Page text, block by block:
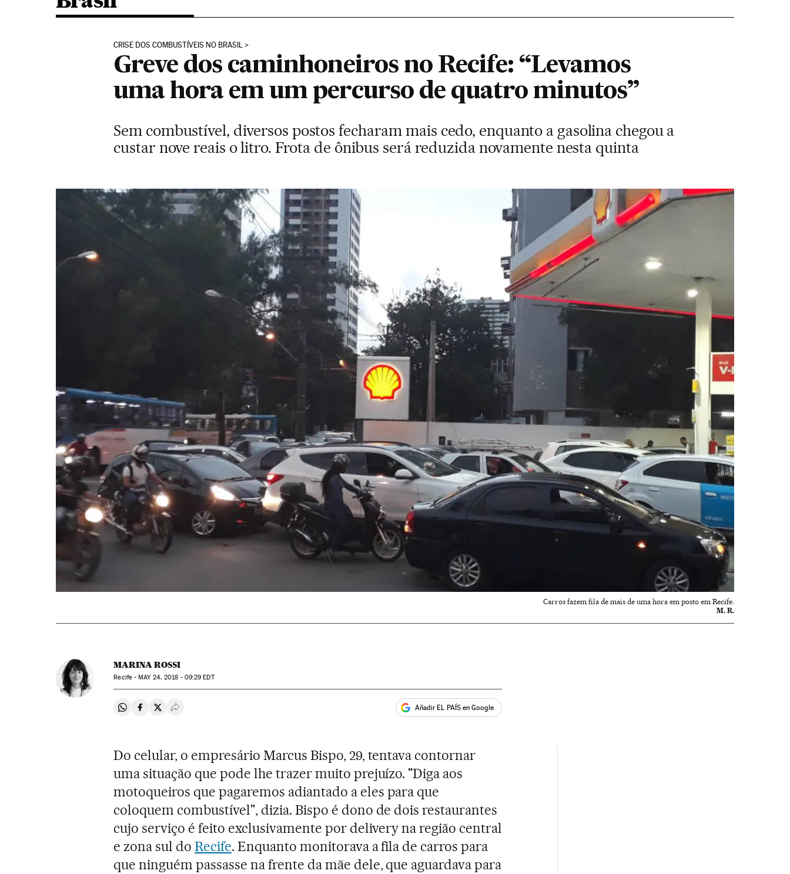
CRISE DOS COMBUSTÍVEIS NO BRASIL
Greve dos caminhoneiros no Recife: “Levamos
uma hora em um percurso de quatro minutos”
Sem combustível, diversos postos fecharam mais cedo, enquanto a gasolina chegou a
custar nove reais o litro. Frota de ônibus será reduzida novamente nesta quinta
Carros fazem fila de mais de uma hora em posto em Recife.
M. R.
MARINA ROSSI
Recife - MAY24, 2018 - 09:29 EDT
Compartir en Whatsapp
Compartir en Facebook
Compartir en Twitter
Desplegar Redes Sociales Añadir EL PAÍS en Google
Do celular, o empresário Marcus Bispo, 29, tentava contornar
uma situação que pode lhe trazer muito prejuízo. "Diga aos
motoqueiros que pagaremos adiantado a eles para que
coloquem combustível", dizia. Bispo é dono de dois restaurantes
cujo serviço é feito exclusivamente por delivery na região central
e zona sul doRecife. Enquanto monitorava a fila de carros para
que ninguém passasse na frente da mãe dele, que aguardava para